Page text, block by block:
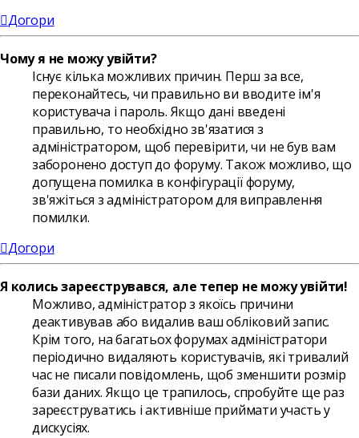
Догори
Чому я не можу увійти?
Існує кілька можливих причин. Перш за все,
переконайтесь, чи правильно ви вводите ім'я
користувача і пароль. Якщо дані введені
правильно, то необхідно зв'язатися з
адміністратором, щоб перевірити, чи не був вам
заборонено доступ до форуму. Також можливо, що
допущена помилка в конфігурації форуму,
зв'яжіться з адміністратором для виправлення
помилки.
Догори
Я колись зареєструвався, але тепер не можу увійти!
Можливо, адміністратор з якоїсь причини
деактивував або видалив ваш обліковий запис.
Крім того, на багатьох форумах адміністратори
періодично видаляють користувачів, які тривалий
час не писали повідомлень, щоб зменшити розмір
бази даних. Якщо це трапилось, спробуйте ще раз
зареєструватись і активніше приймати участь у
дискусіях.